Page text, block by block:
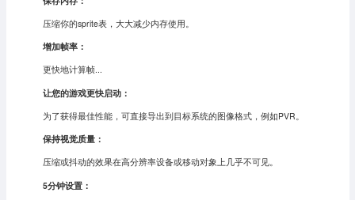
压缩你的sprite表，大大减少内存使用。
增加帧率：
更快地计算帧...
让您的游戏更快启动：
为了获得最佳性能，可直接导出到目标系统的图像格式，例如PVR。
保持视觉质量：
压缩或抖动的效果在高分辨率设备或移动对象上几乎不可见。
5分钟设置：